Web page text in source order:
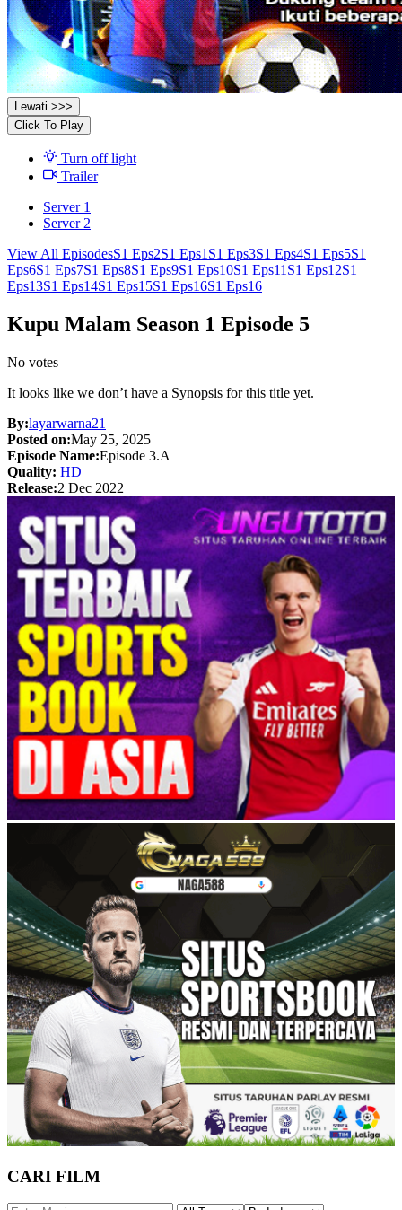
Lewati >>>
Click To Play
Turn off light
Trailer
Server 1
Server 2
View All EpisodesS1 Eps2S1 Eps1 S1 Eps3S1 Eps4S1 Eps5S1
Eps6S1 Eps7S1 Eps8S1 Eps9S1 Eps10S1 Eps11 S1 Eps12S1
Eps13S1 Eps14S1 Eps15S1 Eps16S1 Eps16
Kupu Malam Season 1 Episode 5
No votes
It looks like we don’t have a Synopsis for this title yet.
By:layarwarna21
Posted on:May 25, 2025
Episode Name:Episode 3.A
Quality: HD
Release:2 Dec 2022
CARI FILM